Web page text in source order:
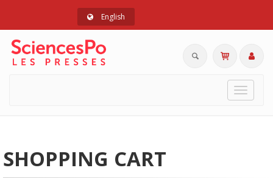
English
Toggle
SHOPPING CART